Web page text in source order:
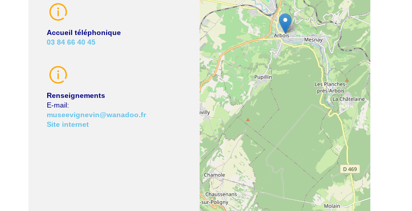
Accueil téléphonique
03 84 66 40 45
Renseignements
E-mail
museevignevin@wanadoo.fr
Site internet